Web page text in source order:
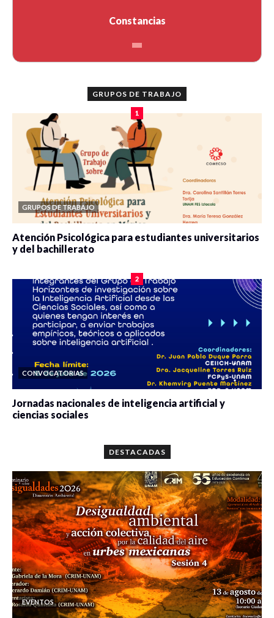
Constancias
GRUPOS DE TRABAJO
1
GRUPOS DE TRABAJO
Atención Psicológica para estudiantes universitarios
y del bachillerato
2
CONVOCATORIAS
Jornadas nacionales de inteligencia artificial y
ciencias sociales
DESTACADAS
EVENTOS